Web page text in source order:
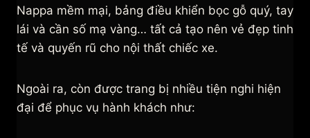
Nappa mềm mại, bảng điều khiển bọc gỗ quý, tay
lái và cần số mạ vàng… tất cả tạo nên vẻ đẹp tinh
tế và quyến rũ cho nội thất chiếc xe.
Ngoài ra, còn được trang bị nhiều tiện nghi hiện
đại để phục vụ hành khách như: